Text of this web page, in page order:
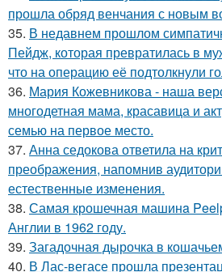
прошла обряд венчания с новым
35. В недавнем прошлом
Пейдж, которая превратилась в
что на операцию её подтолкнули
36. Мария Кожевникова - наша
многодетная мама, красавица и
семью на первое место.
37. Анна седокова ответила на
преображения, напомнив
естественные изменения.
38. Самая крошечная машинa
Англии в 1962 году.
39. Загадочная дырочка в
40. В Лас-вегасе прошла